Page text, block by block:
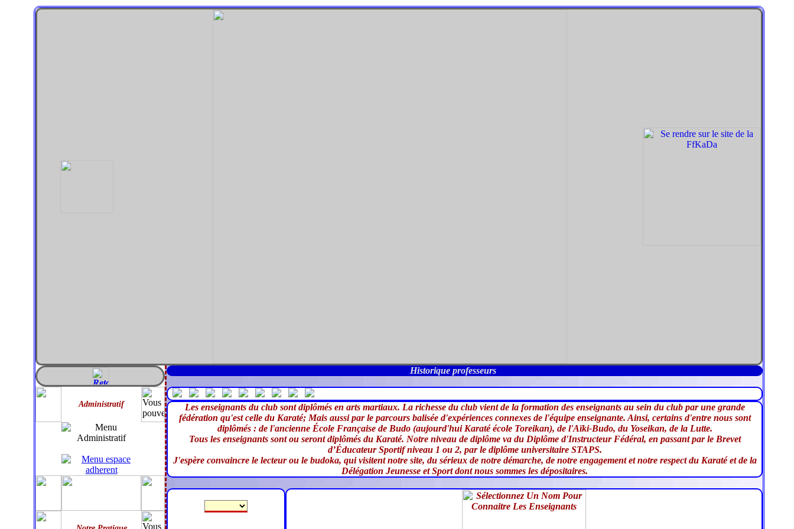
Administratif
Historique professeurs
Les enseignants du club sont diplômés en arts martiaux. La richesse du club vient de la formation des enseignants au sein du club par une grande
fédération qu'est celle du Karaté; Mais aussi par le parcours balisée d'expériences connexes de l'équipe enseignante. Ainsi, certains d'entre nous sont
diplômés : de l'ancienne École Française de Budo (aujourd'hui Karaté école Toreikan), de l'Aïki-Budo, du Yoseikan, de la Lutte.
Tous les enseignants sont ou seront diplômés du Karaté. Notre niveau de diplôme va du Diplôme d'Instructeur Fédéral, en passant par le Brevet
d’Éducateur Sportif niveau 1 ou 2, par le diplôme universitaire STAPS.
J'espère convaincre le lecteur ou le budoka, qui visitent notre site, du sérieux de notre démarche, de notre engagement et notre respect du Karaté et de la
Délégation Jeunesse et Sport dont nous sommes les dépositaires.